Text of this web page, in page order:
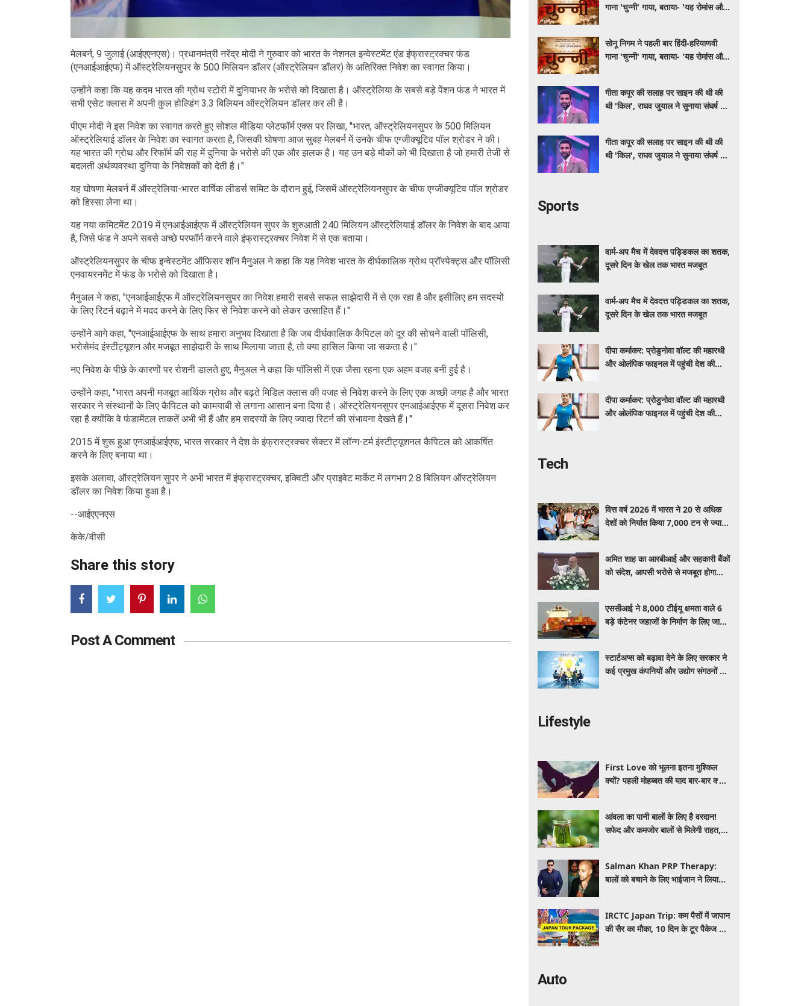
मेलबर्न, 9 जुलाई (आईएएनएस)। प्रधानमंत्री नरेंद्र मोदी ने गुरुवार को भारत के नेशनल इन्वेस्टमेंट एंड इंफ्रास्ट्रक्चर फंड
(एनआईआईएफ) में ऑस्ट्रेलियनसुपर के 500 मिलियन डॉलर (ऑस्ट्रेलियन डॉलर) के अतिरिक्त निवेश का स्वागत किया।
उन्होंने कहा कि यह कदम भारत की ग्रोथ स्टोरी में दुनियाभर के भरोसे को दिखाता है। ऑस्ट्रेलिया के सबसे बड़े पेंशन फंड ने भारत में
सभी एसेट क्लास में अपनी कुल होल्डिंग 3.3 बिलियन ऑस्ट्रेलियन डॉलर कर ली है।
पीएम मोदी ने इस निवेश का स्वागत करते हुए सोशल मीडिया प्लेटफॉर्म एक्स पर लिखा, "भारत, ऑस्ट्रेलियनसुपर के 500 मिलियन
ऑस्ट्रेलियाई डॉलर के निवेश का स्वागत करता है, जिसकी घोषणा आज सुबह मेलबर्न में उनके चीफ एग्जीक्यूटिव पॉल श्रोडर ने की।
यह भारत की ग्रोथ और रिफॉर्म की राह में दुनिया के भरोसे की एक और झलक है। यह उन बड़े मौकों को भी दिखाता है जो हमारी तेजी से
बदलती अर्थव्यवस्था दुनिया के निवेशकों को देती है।"
यह घोषणा मेलबर्न में ऑस्ट्रेलिया-भारत वार्षिक लीडर्स समिट के दौरान हुई, जिसमें ऑस्ट्रेलियनसुपर के चीफ एग्जीक्यूटिव पॉल श्रोडर
को हिस्सा लेना था।
यह नया कमिटमेंट 2019 में एनआईआईएफ में ऑस्ट्रेलियन सुपर के शुरुआती 240 मिलियन ऑस्ट्रेलियाई डॉलर के निवेश के बाद आया
है, जिसे फंड ने अपने सबसे अच्छे परफॉर्म करने वाले इंफ्रास्ट्रक्चर निवेश में से एक बताया।
ऑस्ट्रेलियनसुपर के चीफ इन्वेस्टमेंट ऑफिसर शॉन मैनुअल ने कहा कि यह निवेश भारत के दीर्घकालिक ग्रोथ प्रॉस्पेक्ट्स और पॉलिसी
एनवायरनमेंट में फंड के भरोसे को दिखाता है।
मैनुअल ने कहा, "एनआईआईएफ में ऑस्ट्रेलियनसुपर का निवेश हमारी सबसे सफल साझेदारी में से एक रहा है और इसीलिए हम सदस्यों
के लिए रिटर्न बढ़ाने में मदद करने के लिए फिर से निवेश करने को लेकर उत्साहित हैं।"
उन्होंने आगे कहा, "एनआईआईएफ के साथ हमारा अनुभव दिखाता है कि जब दीर्घकालिक कैपिटल को दूर की सोचने वाली पॉलिसी,
भरोसेमंद इंस्टीट्यूशन और मजबूत साझेदारी के साथ मिलाया जाता है, तो क्या हासिल किया जा सकता है।"
नए निवेश के पीछे के कारणों पर रोशनी डालते हुए, मैनुअल ने कहा कि पॉलिसी में एक जैसा रहना एक अहम वजह बनी हुई है।
उन्होंने कहा, "भारत अपनी मजबूत आर्थिक ग्रोथ और बढ़ते मिडिल क्लास की वजह से निवेश करने के लिए एक अच्छी जगह है और भारत
सरकार ने संस्थानों के लिए कैपिटल को कामयाबी से लगाना आसान बना दिया है। ऑस्ट्रेलियनसुपर एनआईआईएफ में दूसरा निवेश कर
रहा है क्योंकि वे फंडामेंटल ताकतें अभी भी हैं और हम सदस्यों के लिए ज्यादा रिटर्न की संभावना देखते हैं।"
2015 में शुरू हुआ एनआईआईएफ, भारत सरकार ने देश के इंफ्रास्ट्रक्चर सेक्टर में लॉन्ग-टर्म इंस्टीट्यूशनल कैपिटल को आकर्षित
करने के लिए बनाया था।
इसके अलावा, ऑस्ट्रेलियन सुपर ने अभी भारत में इंफ्रास्ट्रक्चर, इक्विटी और प्राइवेट मार्केट में लगभग 2.8 बिलियन ऑस्ट्रेलियन
डॉलर का निवेश किया हुआ है।
--आईएएनएस
केके/वीसी
Share this story
Post A Comment
गाना 'चुन्नी' गाया, बताया- 'यह रोमांस और
सोनू निगम ने पहली बार हिंदी-हरियाणवी
गाना 'चुन्नी' गाया, बताया- 'यह रोमांस और
गीता कपूर की सलाह पर साइन की थी की
थी 'किल', राघव जुयाल ने सुनाया संघर्ष से
गीता कपूर की सलाह पर साइन की थी की
थी 'किल', राघव जुयाल ने सुनाया संघर्ष से
Sports
वार्म-अप मैच में देवदत्त पड्डिकल का शतक,
दूसरे दिन के खेल तक भारत मजबूत
वार्म-अप मैच में देवदत्त पड्डिकल का शतक,
दूसरे दिन के खेल तक भारत मजबूत
दीपा कर्माकर: प्रोडुनोवा वॉल्ट की महारथी
और ओलंपिक फाइनल में पहुंची देश की
दीपा कर्माकर: प्रोडुनोवा वॉल्ट की महारथी
और ओलंपिक फाइनल में पहुंची देश की
Tech
वित्त वर्ष 2026 में भारत ने 20 से अधिक
देशों को निर्यात किया 7,000 टन से ज्यादा
अमित शाह का आरबीआई और सहकारी बैंकों
को संदेश, आपसी भरोसे से मजबूत होगा
एससीआई ने 8,000 टीईयू क्षमता वाले 6
बड़े कंटेनर जहाजों के निर्माण के लिए जारी
स्टार्टअप्स को बढ़ावा देने के लिए सरकार ने
कई प्रमुख कंपनियों और उद्योग संगठनों के
Lifestyle
First Love को भूलना इतना मुश्किल
क्यों? पहली मोहब्बत की याद बार-बार क्यों
आंवला का पानी बालों के लिए है वरदान!
सफेद और कमजोर बालों से मिलेगी राहत,
Salman Khan PRP Therapy:
बालों को बचाने के लिए भाईजान ने लिया
IRCTC Japan Trip: कम पैसों में जापान
की सैर का मौका, 10 दिन के टूर पैकेज में
Auto